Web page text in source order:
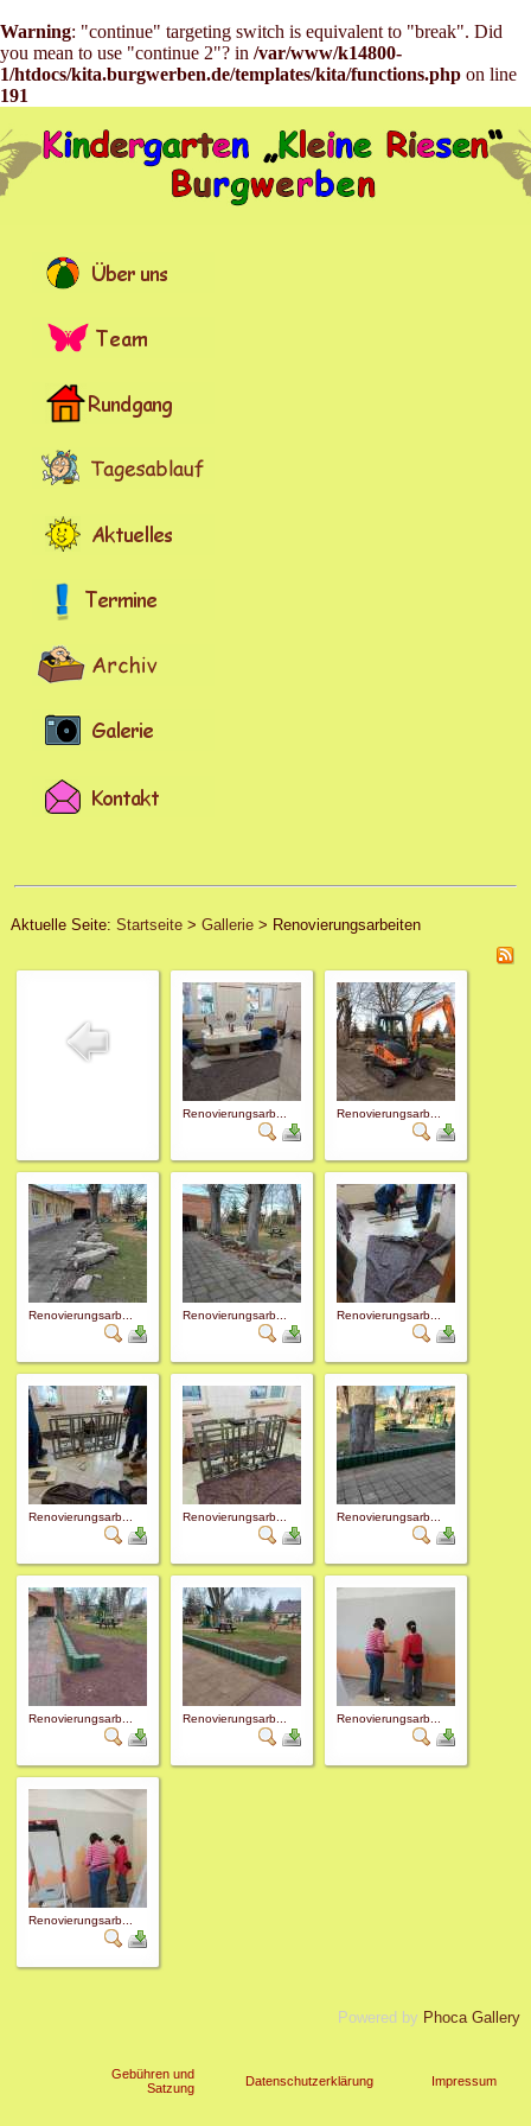
Warning: "continue" targeting switch is equivalent to "break". Did
you mean to use "continue 2"? in /var/www/k14800-
1/htdocs/kita.burgwerben.de/templates/kita/functions.php on line
191
Aktuelle Seite:Startseite >Gallerie > Renovierungsarbeiten
Renovierungsarb... Renovierungsarb...
Renovierungsarb... Renovierungsarb... Renovierungsarb...
Renovierungsarb... Renovierungsarb... Renovierungsarb...
Renovierungsarb... Renovierungsarb... Renovierungsarb...
Renovierungsarb...
Powered by Phoca Gallery
Gebühren und
Satzung
Datenschutzerklärung Impressum